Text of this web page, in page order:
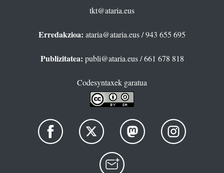
tkt@ataria.eus
Erredakzioa: ataria@ataria.eus/ 943 655 695
Publizitatea: publi@ataria.eus/ 661 678 818
Codesyntaxek garatua